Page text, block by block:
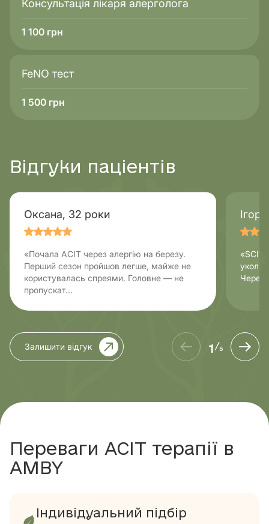
Консультація лікаря алерголога
1 100 грн
FeNO тест
1 500 грн
Відгуки паціентів
Оксана, 32 роки
«Почала АСІТ через алергію на березу.
Перший сезон пройшов легше, майже не
користувалась спреями. Головне — не
пропускат...
Ігор,
«SCIT
Через
Залишити відгук 1/5
Переваги АСІТ терапії в
AMBY
Індивідуальний підбір